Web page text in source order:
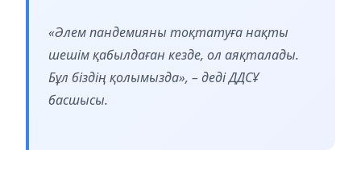
«Әлем пандемияны тоқтатуға нақты
шешім қабылдаған кезде, ол аяқталады.
Бұл біздің қолымызда», – деді ДДСҰ
басшысы.